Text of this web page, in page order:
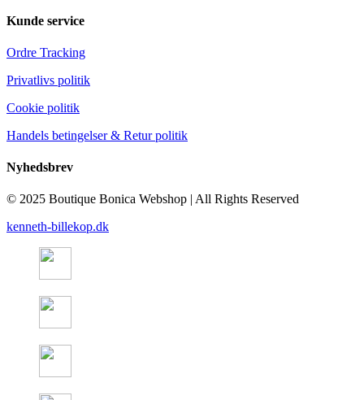
Kunde service
Ordre Tracking
Privatlivs politik
Cookie politik
Handels betingelser & Retur politik
Nyhedsbrev
© 2025 Boutique Bonica Webshop | All Rights Reserved
kenneth-billekop.dk